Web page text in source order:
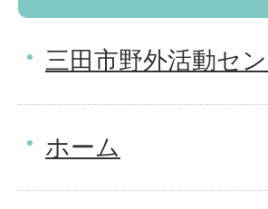
三田市野外活動セ
ホーム